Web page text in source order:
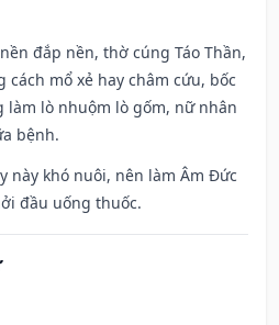
đắp nền, thờ cúng Táo Thần,
mổ xẻ hay châm cứu, bốc
làm lò nhuộm lò gốm, nữ nhân
bệnh.
này khó nuôi, nên làm Âm Đức
đầu uống thuốc.